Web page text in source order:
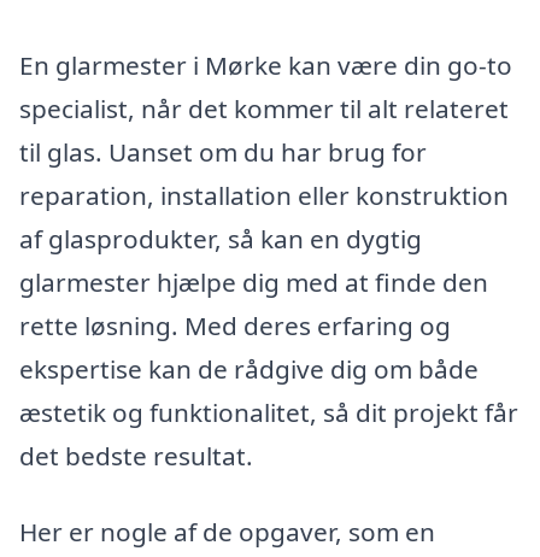
En glarmester i Mørke kan være din go-to
specialist, når det kommer til alt relateret
til glas. Uanset om du har brug for
reparation, installation eller konstruktion
af glasprodukter, så kan en dygtig
glarmester hjælpe dig med at finde den
rette løsning. Med deres erfaring og
ekspertise kan de rådgive dig om både
æstetik og funktionalitet, så dit projekt får
det bedste resultat.
Her er nogle af de opgaver, som en